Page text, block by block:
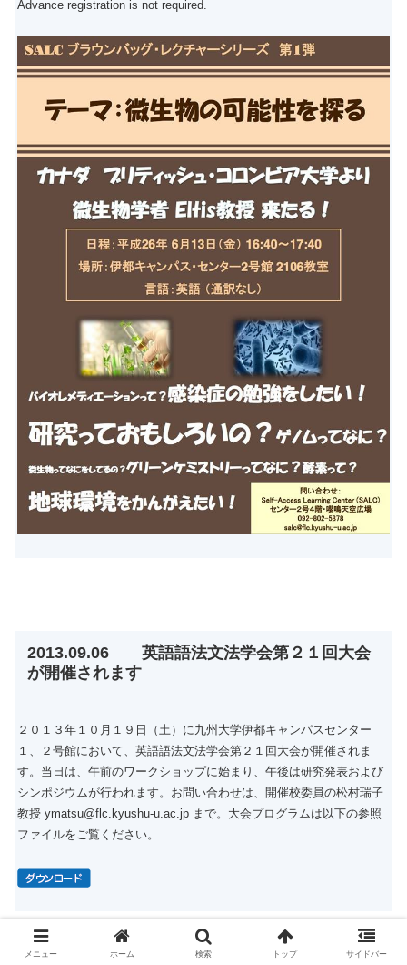
Advance registration is not required.
2013.09.06 英語語法文法学会第２１回大会
が開催されます
２０１３年１０月１９日（土）に九州大学伊都キャンパスセンター
１、２号館において、英語語法文法学会第２１回大会が開催されま
す。当日は、午前のワークショップに始まり、午後は研究発表および
シンポジウムが行われます。お問い合わせは、開催校委員の松村瑞子
教授 ymatsu@flc.kyushu-u.ac.jp まで。大会プログラムは以下の参照
ファイルをご覧ください。
メニュー ホーム 検索 トップ サイドバー